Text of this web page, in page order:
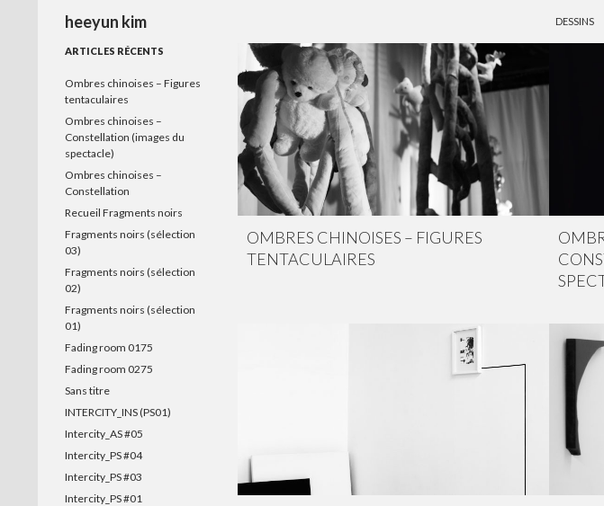
heeyun kim
DESSINS
OMBRES CHINOISES – FIGURES
TENTACULAIRES
ARTICLES RÉCENTS
Ombres chinoises – Figures
tentaculaires
Ombres chinoises –
Constellation (images du
spectacle)
Ombres chinoises –
Constellation
Recueil Fragments noirs
Fragments noirs (sélection
03)
Fragments noirs (sélection
02)
Fragments noirs (sélection
01)
Fading room 0175
Fading room 0275
Sans titre
INTERCITY_INS (PS01)
Intercity_AS #05
Intercity_PS #04
Intercity_PS #03
Intercity_PS #01